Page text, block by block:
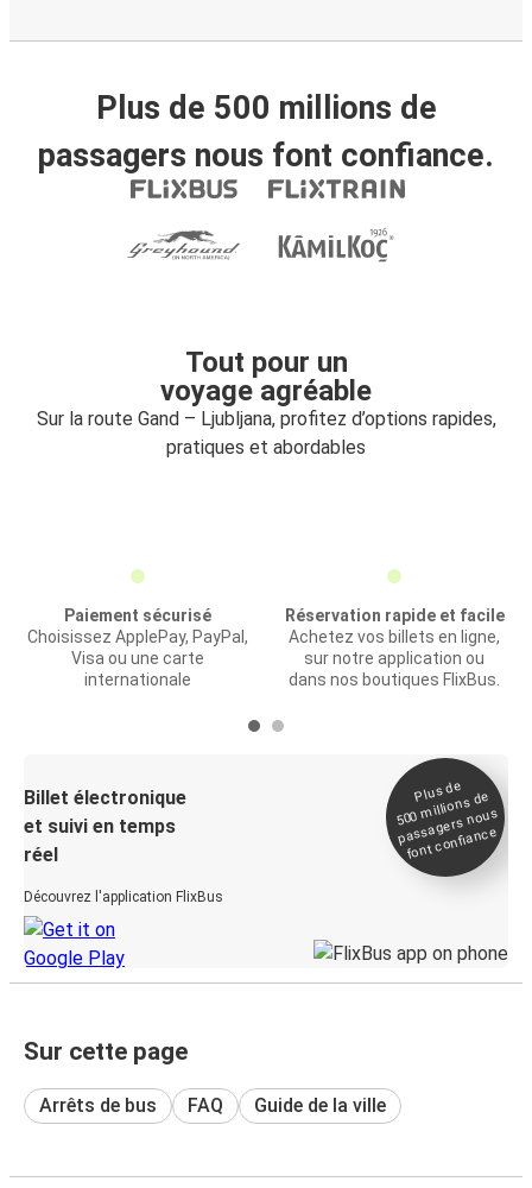
Plus de 500 millions de
passagers nous font confiance.
Tout pour un
voyage agréable
Sur la route Gand – Ljubljana, profitez d’options rapides,
pratiques et abordables
Paiement sécurisé
Choisissez ApplePay, PayPal,
Visa ou une carte
internationale
Réservation rapide et facile
Achetez vos billets en ligne,
sur notre application ou
dans nos boutiques FlixBus.
Billet électronique
et suivi en temps
réel
Découvrez l'application FlixBus
Plus de
500
millions de
passagers nous
font confiance
Sur cette page
Arrêts de bus FAQ Guide de la ville